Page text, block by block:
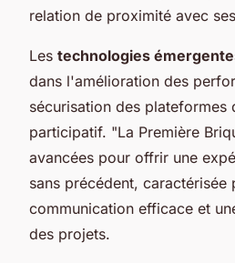
relation de proximité avec
Les technologies
dans l'amélioration des
sécurisation des plateformes
participatif. "La Première
avancées pour offrir une
sans précédent, caractérisée
communication efficace et
des projets.